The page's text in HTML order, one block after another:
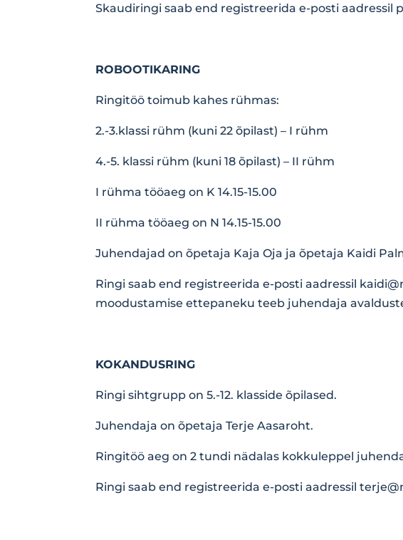
Skaudiringi saab end registreerida e-posti aadressil
ROBOOTIKARING
Ringitöö toimub kahes rühmas:
2.-3.klassi rühm (kuni 22 õpilast) – I rühm
4.-5. klassi rühm (kuni 18 õpilast) – II rühm
I rühma tööaeg on K 14.15-15.00
II rühma tööaeg on N 14.15-15.00
Juhendajad on õpetaja Kaja Oja ja õpetaja Kaidi
Ringi saab end registreerida e-posti aadressil
moodustamise ettepaneku teeb juhendaja
KOKANDUSRING
Ringi sihtgrupp on 5.-12. klasside õpilased.
Juhendaja on õpetaja Terje Aasaroht.
Ringitöö aeg on 2 tundi nädalas kokkuleppel
Ringi saab end registreerida e-posti aadressil